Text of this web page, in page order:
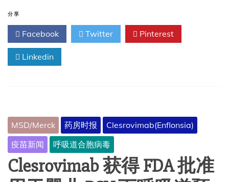
clesrovimab
在
第
护
婴
儿
分享
Facebook Twitter Pinterest
Linkedin
MSD/Merck 药房时报
Clesrovimab(Enflonsia)
疫苗新闻
呼吸道合胞病毒
Clesrovimab 获得 FDA 批准